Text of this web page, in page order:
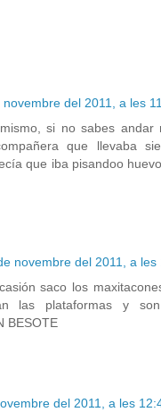
novembre del 2011, a les
si no sabes andar
que llevaba
que iba pisandoo
novembre del 2011, a les
saco los
las plataformas y
BESOTE
del 2011, a les